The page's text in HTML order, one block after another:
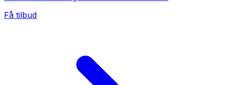
Få tilbud